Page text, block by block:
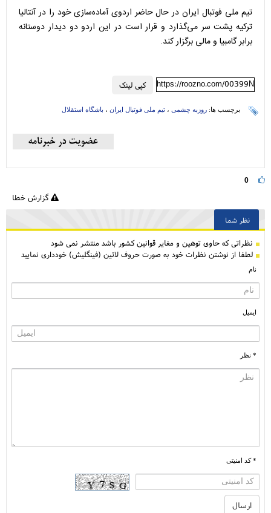
تیم ملی فوتبال ایران در حال حاضر اردوی آماده‌سازی خود را در آنتالیا
ترکیه پشت سر می‌گذارد و قرار است در این اردو دو دیدار دوستانه
برابر گامبیا و مالی برگزار کند.
کپی لینک https://roozno.com/00399N
برچسب ها: روزبه چشمی ، تیم ملی فوتبال ایران ، باشگاه استقلال
0
گزارش خطا
نظر شما
نظراتی كه حاوی توهین و مغایر قوانین کشور باشد منتشر نمی شود
لطفا از نوشتن نظرات خود به صورت حروف لاتین (فینگلیش) خودداری نمایید
نام
ایمیل
* نظر
* کد امنیتی